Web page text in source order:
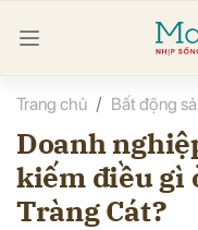
Trang chủ Bất động
Doanh
kiếm điều gì
Tràng Cát?
luận